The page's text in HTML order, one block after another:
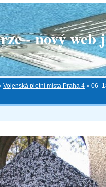
- nový web
Vojenská pietní místa Praha 4 »